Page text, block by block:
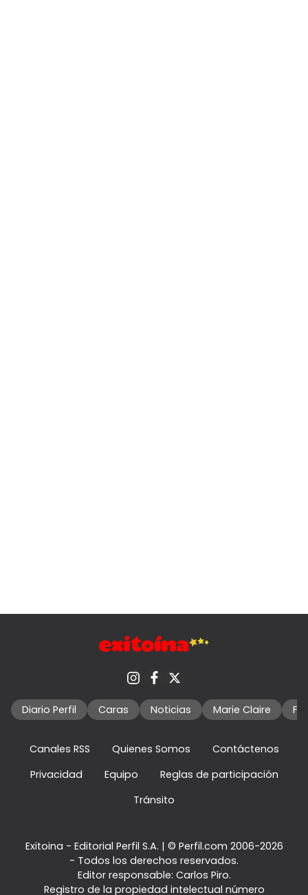
Diario Perfil Caras Noticias Marie Claire
Canales RSS Quienes Somos
Contáctenos
Privacidad
Equipo
Reglas de participación
Tránsito
Exitoina - Editorial Perfil S.A. | © Perfil.com 2006-2026
- Todos los derechos reservados.
Editor responsable: Carlos Piro.
Registro de la propiedad intelectual número